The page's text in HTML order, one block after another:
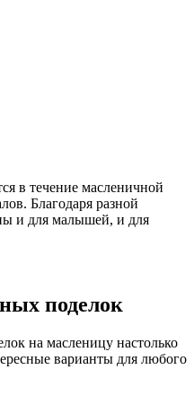
в течение масленичной
Благодаря разной
и для малышей, и для
поделок
на масленицу настолько
варианты для любого